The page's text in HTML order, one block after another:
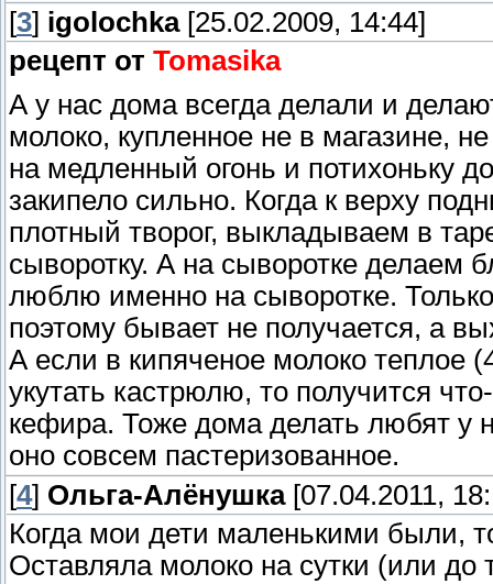
[3] igolochka[25.02.2009, 14:44]
рецепт от Tomasikа
А у нас дома всегда делали и
молоко, купленное не в магазине,
на медленный огонь и потихоньку
закипело сильно. Когда к верху
плотный творог, выкладываем в
сыворотку. А на сыворотке делаем
люблю именно на сыворотке.
поэтому бывает не получается, а
А если в кипяченое молоко теплое
укутать кастрюлю, то получится
кефира. Тоже дома делать любят у
оно совсем пастеризованное.
[4] Ольга-Алёнушка[07.04.2011,
Когда мои дети маленькими были,
Оставляла молоко на сутки (или до